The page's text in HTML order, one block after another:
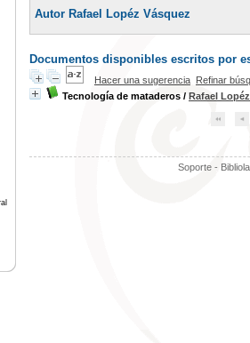
Autor Rafael Lopéz Vásquez
Documentos disponibles escritos por
Hacer una sugerencia Refinar
Tecnología de mataderos / Rafael
Soporte -